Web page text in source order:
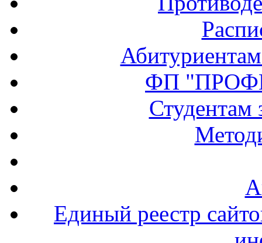
ФП
Студентам
Единый реестр